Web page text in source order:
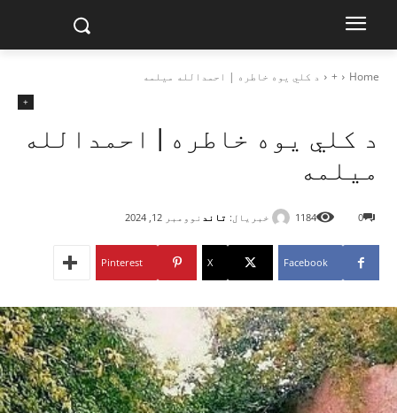
Home
+ د کلي یوه خاطره | احمدالله میلمه
+
د کلي یوه خاطره | احمدالله
میلمه
خبریال: تاند نوومبر 12, 2024 0
1184
Facebook
X
Pinterest